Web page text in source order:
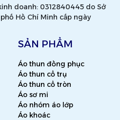
doanh: 0312840445 do Sở
Hồ Chí Minh cấp ngày
SẢN PHẨM
Áo thun đồng phục
Áo thun cổ trụ
Áo thun cổ tròn
Áo sơ mi
Áo nhóm áo lớp
Áo khoác